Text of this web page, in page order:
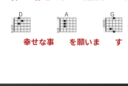
D
幸せな事
A
を願いま
G
す